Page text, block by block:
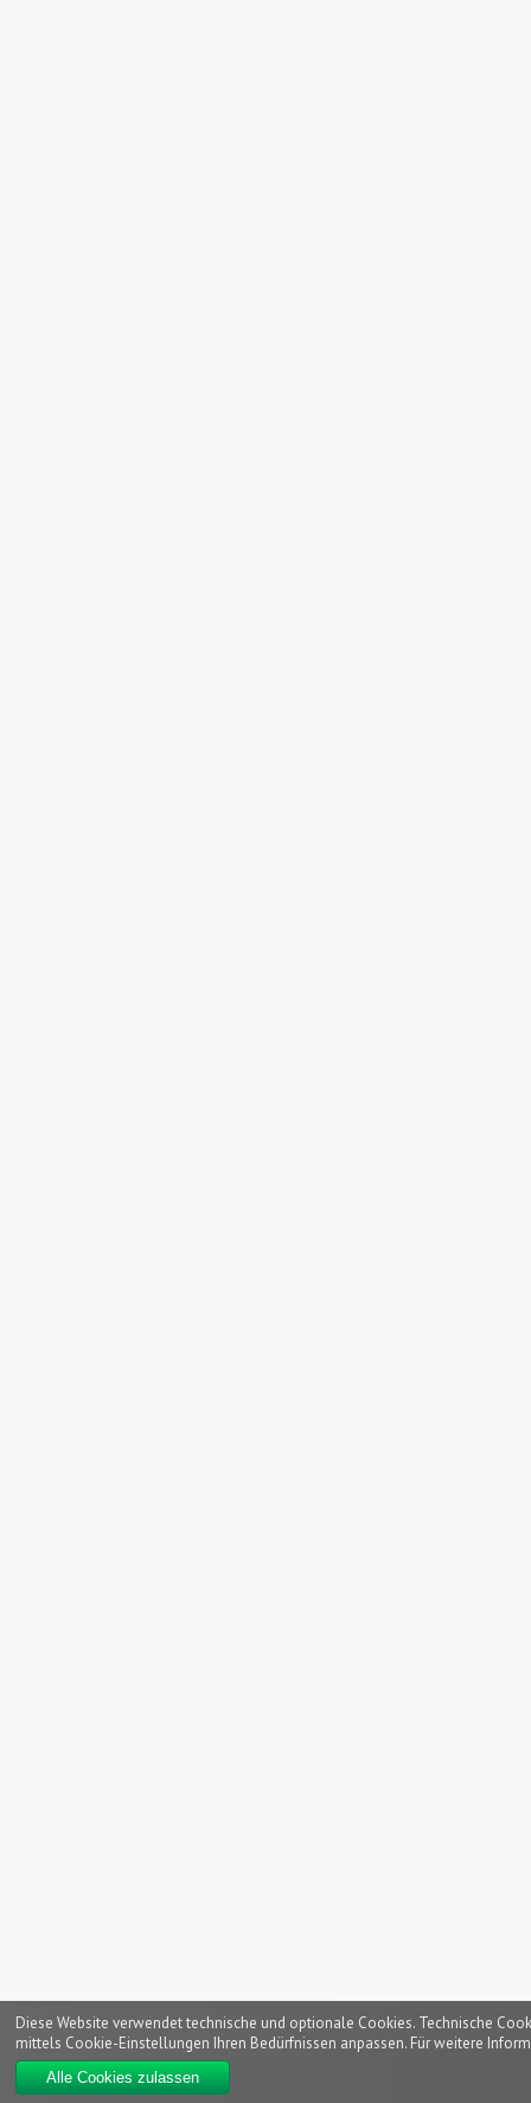
Diese Website verwendet technische und optionale Cookies. Technische
mittels Cookie-Einstellungen Ihren Bedürfnissen anpassen. Für weitere
Alle Cookies zulassen